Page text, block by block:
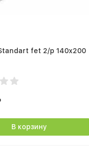
fet 2/р 140х200
В корзину